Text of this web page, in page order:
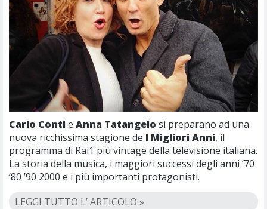
Carlo Contie Anna Tatangelo si preparano ad una
nuova ricchissima stagione de I Migliori Anni, il
programma di Rai1 più vintage della televisione italiana.
La storia della musica, i maggiori successi degli anni ’70
’80 ’90 2000 e i più importanti protagonisti.
LEGGI TUTTO L’ ARTICOLO »